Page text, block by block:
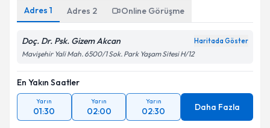
Adres 1 Adres 2 Online Görüşme
Doç. Dr. Psk. Gizem Akcan Haritada Göster
Mavişehir Yali Mah. 6500/1 Sok. Park Yaşam Sitesi H/12
En Yakın Saatler
Yarın
01:30
Yarın
02:00
Yarın
02:30 Daha Fazla